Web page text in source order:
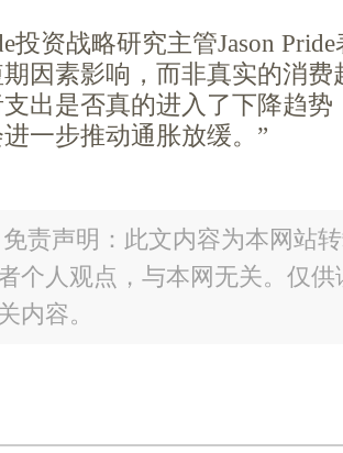
投资战略研究主管Jason
因素影响，而非真实的消
出是否真的进入了下降趋
一步推动通胀放缓。”
责声明：此文内容为本网站
个人观点，与本网无关。仅
内容。